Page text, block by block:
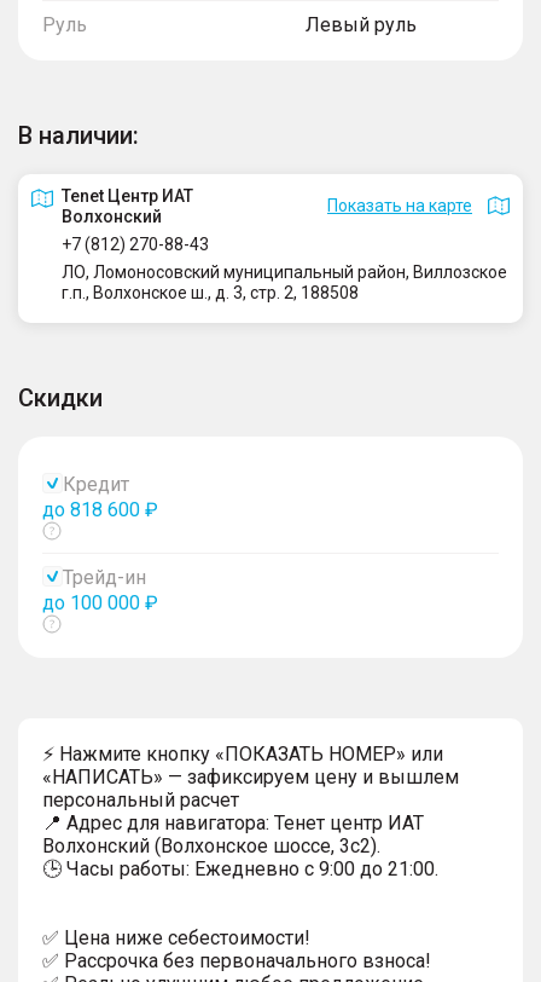
Руль Левый руль
В наличии:
Tenet Центр ИАТ
Волхонский
Показать на карте
+7 (812) 270-88-43
ЛО, Ломоносовский муниципальный район, Виллозское
г.п., Волхонское ш., д. 3, стр. 2, 188508
Скидки
Кредит
до 818 600 ₽
Показать
Трейд-ин
до 100 000 ₽
Показать
⚡ Нажмите кнопку «ПОКАЗАТЬ НОМЕР» или
«НАПИСАТЬ» — зафиксируем цену и вышлем
персональный расчет
📍 Адрес для навигатора: Тенет центр ИАТ
Волхонский (Волхонское шоссе, 3с2).
🕒 Часы работы: Ежедневно с 9:00 до 21:00.
✅ Цена ниже себестоимости!
✅ Рассрочка без первоначального взноса!